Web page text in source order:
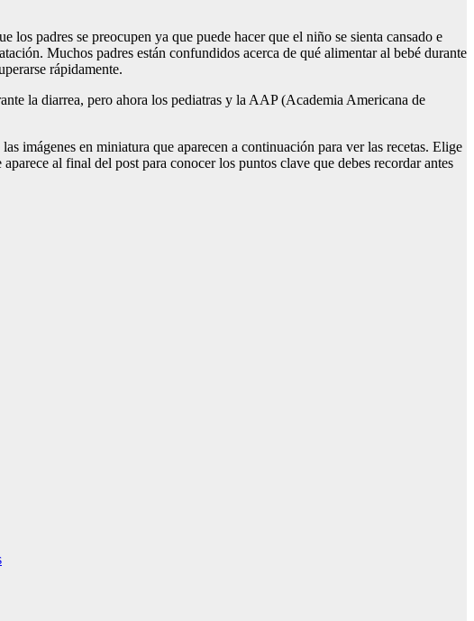
padres se preocupen ya que puede hacer que el niño se sienta cansado e
Muchos padres están confundidos acerca de qué alimentar al bebé durante
rápidamente.
la diarrea, pero ahora los pediatras y la AAP (Academia Americana de
imágenes en miniatura que aparecen a continuación para ver las recetas. Elige
al final del post para conocer los puntos clave que debes recordar antes